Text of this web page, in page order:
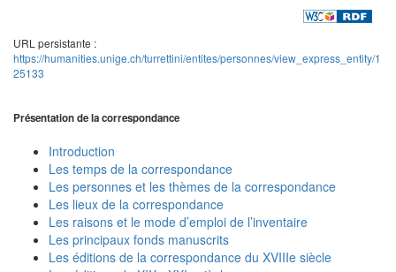
URL persistante :
https://humanities.unige.ch/turrettini/entites/personnes/view_express_entity/1
25133
Présentation de la correspondance
Introduction
Les temps de la correspondance
Les personnes et les thèmes de la correspondance
Les lieux de la correspondance
Les raisons et le mode d’emploi de l’inventaire
Les principaux fonds manuscrits
Les éditions de la correspondance du XVIIIe siècle